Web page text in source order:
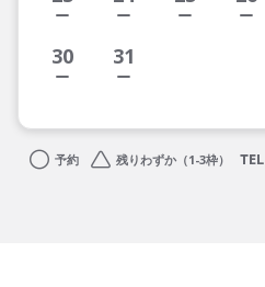
30 31
予約 残りわずか（1-3枠）